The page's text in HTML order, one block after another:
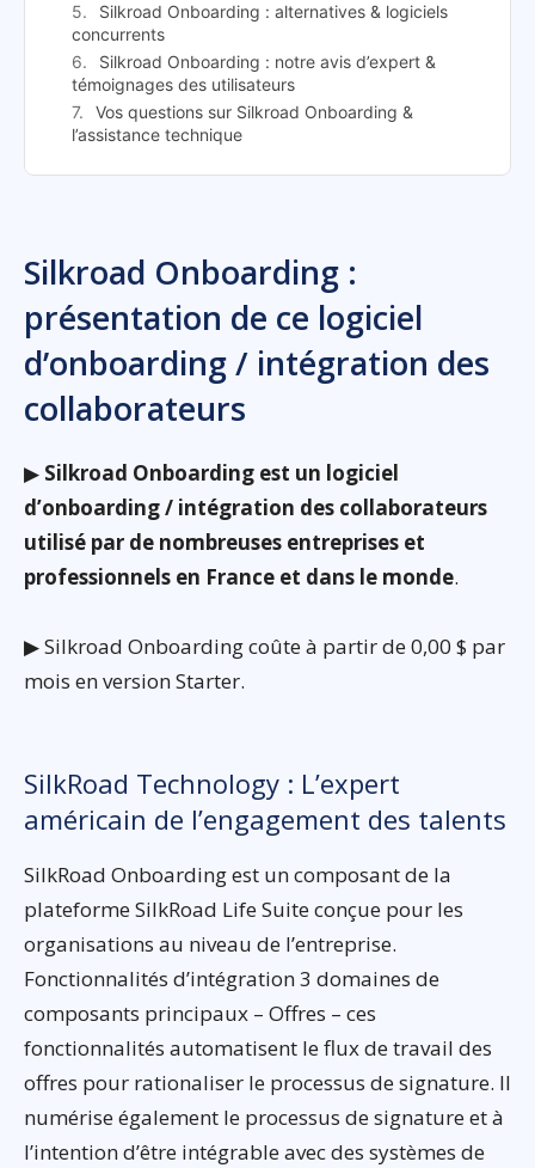
Silkroad Onboarding : alternatives & logiciels
concurrents
Silkroad Onboarding : notre avis d’expert &
témoignages des utilisateurs
Vos questions sur Silkroad Onboarding &
l’assistance technique
Silkroad Onboarding :
présentation de ce logiciel
d’onboarding / intégration des
collaborateurs
▶ Silkroad Onboarding est un logiciel
d’onboarding / intégration des collaborateurs
utilisé par de nombreuses entreprises et
professionnels en France et dans le monde.
▶ Silkroad Onboarding coûte à partir de 0,00 $ par
mois en version Starter.
SilkRoad Technology : L’expert
américain de l’engagement des talents
SilkRoad Onboarding est un composant de la
plateforme SilkRoad Life Suite conçue pour les
organisations au niveau de l’entreprise.
Fonctionnalités d’intégration 3 domaines de
composants principaux – Offres – ces
fonctionnalités automatisent le flux de travail des
offres pour rationaliser le processus de signature. Il
numérise également le processus de signature et à
l’intention d’être intégrable avec des systèmes de